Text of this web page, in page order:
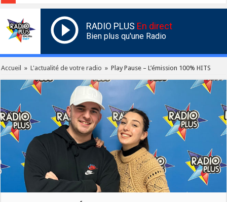
RADIO PLUS En direct
Bien plus qu'une Radio
Accueil » L'actualité de votre radio » Play Pause – L’émission 100% HITS